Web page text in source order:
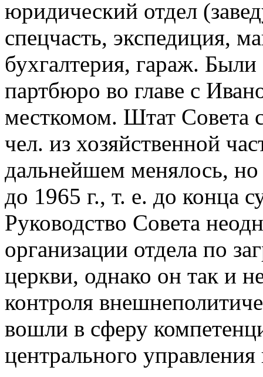
юридический отдел
спецчасть, экспедиция,
бухгалтерия, гараж.
партбюро во главе с
месткомом. Штат Совета
чел. из хозяйственной
дальнейшем менялось, но
до 1965 г., т. е. до конца
Руководство Совета
организации отдела по
церкви, однако он так и
контроля
вошли в сферу
центрального